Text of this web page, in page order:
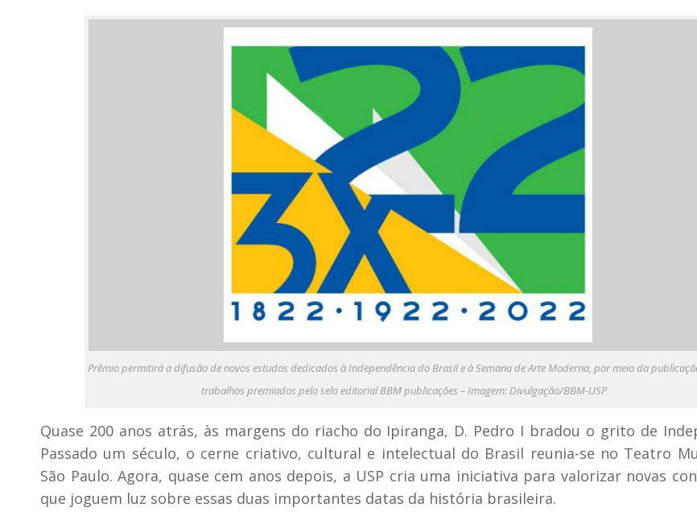
Prêmio permitirá a difusão de novos estudos dedicados à Independência do Brasil e à Semana de Arte Moderna, por meio da
trabalhos premiados pelo selo editorial BBM publicações – Imagem: Divulgação/BBM-USP
Quase 200 anos atrás, às margens do riacho do Ipiranga, D. Pedro I bradou o grito de
Passado um século, o cerne criativo, cultural e intelectual do Brasil reunia-se no Teatro
São Paulo. Agora, quase cem anos depois, a USP cria uma iniciativa para valorizar novas
que joguem luz sobre essas duas importantes datas da história brasileira.